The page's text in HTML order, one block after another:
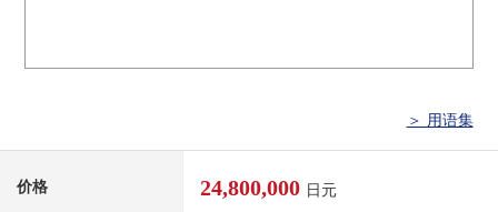
＞ 用语集
价格 24,800,000 日元